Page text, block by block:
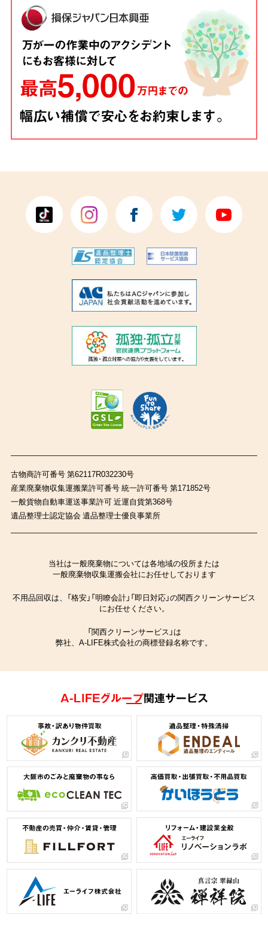
古物商許可番号 第62117R032230号
産業廃棄物収集運搬業許可番号 統一許可番号 第171852号
一般貨物自動車運送事業許可 近運自貨第368号
遺品整理士認定協会 遺品整理士優良事業所
当社は一般廃棄物については各地域の役所または
一般廃棄物収集運搬会社にお任せしております
不用品回収は、「格安」「明瞭会計」「即日対応」の関西クリーンサービス
にお任せください。
「関西クリーンサービス」は
弊社、A-LIFE株式会社の商標登録名称です。
A-LIFEグループ関連サービス